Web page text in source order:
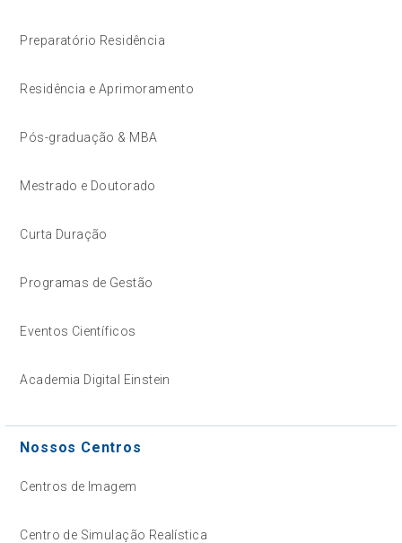
Preparatório Residência
Residência e Aprimoramento
Pós-graduação & MBA
Mestrado e Doutorado
Curta Duração
Programas de Gestão
Eventos Científicos
Academia Digital Einstein
Nossos Centros
Centros de Imagem
Centro de Simulação Realística